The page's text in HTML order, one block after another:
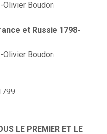
Boudon
et Russie 1798-
Boudon
LE PREMIER ET LE